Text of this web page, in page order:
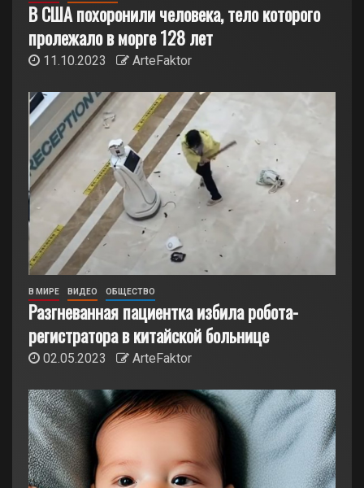
В США похоронили человека, тело которого
пролежало в морге 128 лет
11.10.2023 ArteFaktor
В МИРЕ ВИДЕО ОБЩЕСТВО
Разгневанная пациентка избила робота-
регистратора в китайской больнице
02.05.2023 ArteFaktor